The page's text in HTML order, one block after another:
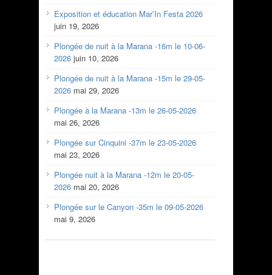
Exposition et éducation Mar’In Festa 2026
juin 19, 2026
Plongée de nuit à la Marana -16m le 10-06-
2026 juin 10, 2026
Plongée de nuit à la Marana -15m le 29-05-
2026 mai 29, 2026
Plongée à la Marana -13m le 26-05-2026
mai 26, 2026
Plongée sur Cinquini -37m le 23-05-2026
mai 23, 2026
Plongée nuit à la Marana -12m le 20-05-
2026 mai 20, 2026
Plongée sur le Canyon -35m le 09-05-2026
mai 9, 2026